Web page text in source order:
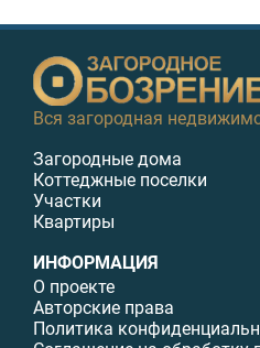
Вся загородная
Загородные дома
Коттеджные поселки
Участки
Квартиры
ИНФОРМАЦИЯ
О проекте
Авторские права
Политика